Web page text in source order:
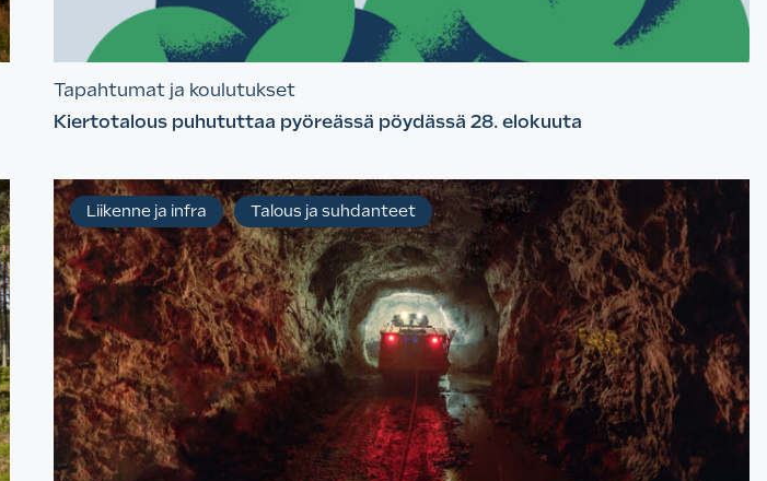
Tapahtumat ja koulutukset
Kiertotalous puhututtaa pyöreässä pöydässä 28. elokuuta
Liikenne ja infra Talous ja suhdanteet